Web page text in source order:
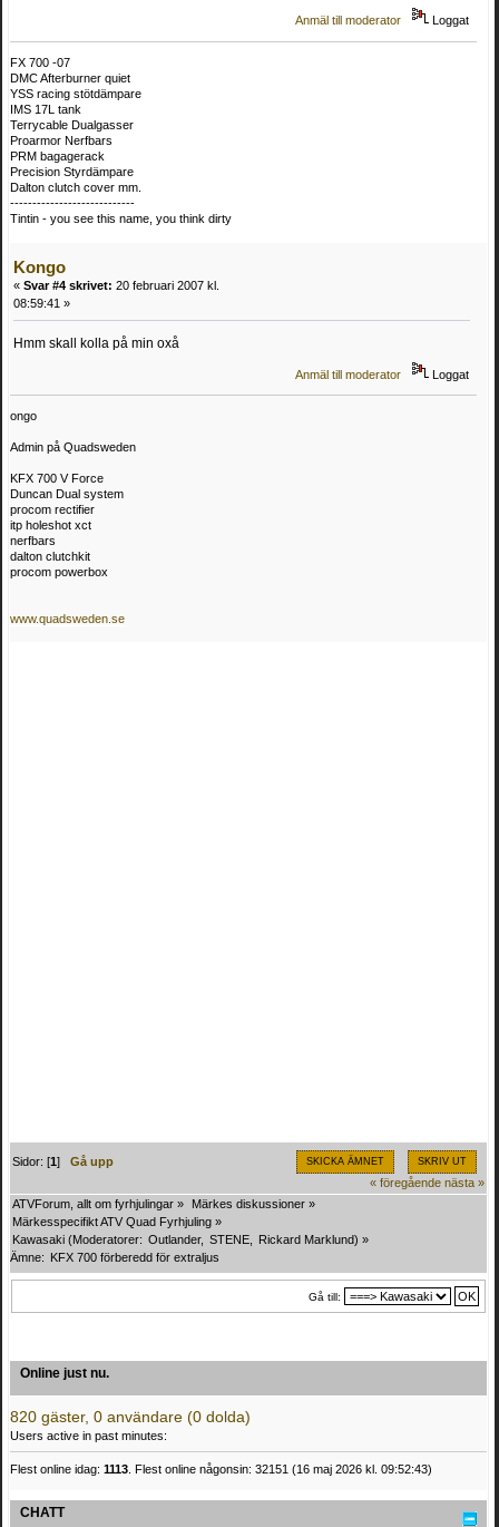
Anmäl till moderator Loggat
FX 700 -07
DMC Afterburner quiet
YSS racing stötdämpare
IMS 17L tank
Terrycable Dualgasser
Proarmor Nerfbars
PRM bagagerack
Precision Styrdämpare
Dalton clutch cover mm.
----------------------------
Tintin - you see this name, you think dirty
Kongo
« Svar #4 skrivet: 20 februari 2007 kl.
08:59:41 »
Hmm skall kolla på min oxå
Anmäl till moderator Loggat
ongo
Admin på Quadsweden
KFX 700 V Force
Duncan Dual system
procom rectifier
itp holeshot xct
nerfbars
dalton clutchkit
procom powerbox
www.quadsweden.se
SKICKA ÄMNET SKRIV UT
Sidor: [1]Gå upp
« föregående nästa »
ATVForum, allt om fyrhjulingar » Märkes diskussioner »
Märkesspecifikt ATV Quad Fyrhjuling »
Kawasaki (Moderatorer: Outlander, STENE Rickard Marklund) »
Ämne:
KFX 700 förberedd för extraljus
Gå till:
Online just nu.
820 gäster, 0 användare (0 dolda)
Users active in past minutes:
Flest online idag: 1113 . Flest online någonsin: 32151 (16 maj 2026 kl. 09:52:43)
CHATT